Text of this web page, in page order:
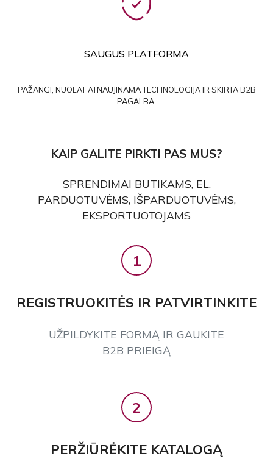
SAUGUS PLATFORMA
PAŽANGI, NUOLAT ATNAUJINAMA TECHNOLOGIJA IR SKIRTA B2B
PAGALBA.
KAIP GALITE PIRKTI PAS MUS?
SPRENDIMAI BUTIKAMS, EL.
PARDUOTUVĖMS, IŠPARDUOTUVĖMS,
EKSPORTUOTOJAMS
1
REGISTRUOKITĖS IR PATVIRTINKITE
UŽPILDYKITE FORMĄ IR GAUKITE
B2B PRIEIGĄ
2
PERŽIŪRĖKITE KATALOGĄ